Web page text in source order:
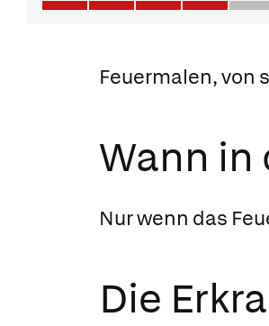
Feuermalen, von
Wann in
Nur wenn das
Die